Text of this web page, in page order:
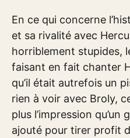
En ce qui concerne
et sa rivalité avec
horriblement stupides,
faisant en fait chanter
qu’il était autrefois un
rien à voir avec Broly,
plus l’impression
ajouté pour tirer profit